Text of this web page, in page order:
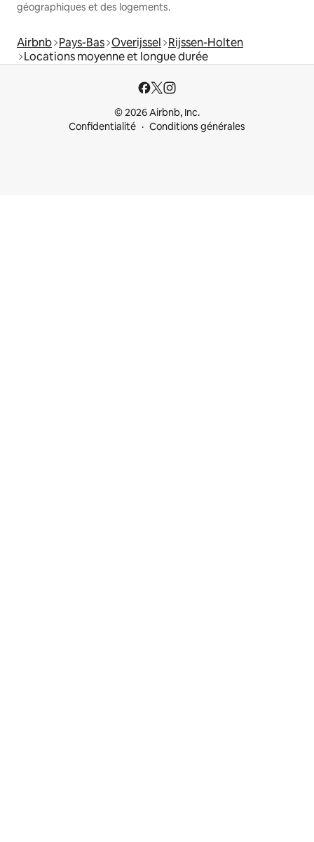
géographiques et des logements.
Airbnb Pays-Bas Overijssel Rijssen-Holten
Locations moyenne et longue durée
© 2026 Airbnb, Inc.
Confidentialité
Conditions générales